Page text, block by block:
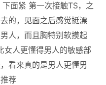
面紧 第一次接触TS，之
的，见面之后感觉挺漂
人，而且胸特别软摸起
人更懂得男人的敏感部
看来真的是男人更懂男
荐